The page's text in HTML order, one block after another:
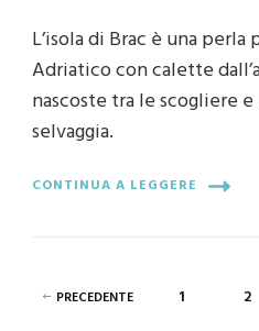
L’isola di Brac è una
Adriatico con calette
nascoste tra le scogliere
selvaggia.
CONTINUA A LEGGERE
Paginazione
PRECEDENTE PAGINA
1 2